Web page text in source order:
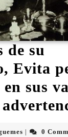
de su
Evita
sus
0